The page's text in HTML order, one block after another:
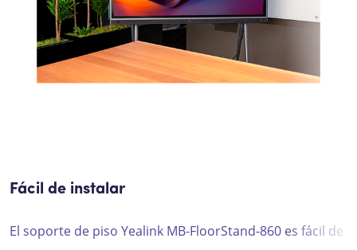
Fácil de instalar
El soporte de piso Yealink MB-FloorStand-860 es fácil de